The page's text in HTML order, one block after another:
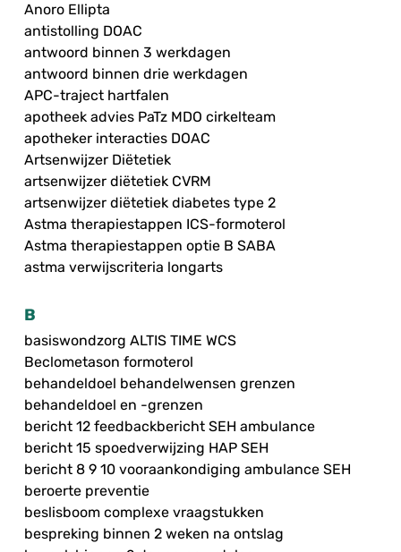
Anoro Ellipta
antistolling DOAC
antwoord binnen 3 werkdagen
antwoord binnen drie werkdagen
APC-traject hartfalen
apotheek advies PaTz MDO cirkelteam
apotheker interacties DOAC
Artsenwijzer Diëtetiek
artsenwijzer diëtetiek CVRM
artsenwijzer diëtetiek diabetes type 2
Astma therapiestappen ICS-formoterol
Astma therapiestappen optie B SABA
astma verwijscriteria longarts
B
basiswondzorg ALTIS TIME WCS
Beclometason formoterol
behandeldoel behandelwensen grenzen
behandeldoel en -grenzen
bericht 12 feedbackbericht SEH ambulance
bericht 15 spoedverwijzing HAP SEH
bericht 8 9 10 vooraankondiging ambulance SEH
beroerte preventie
beslisboom complexe vraagstukken
bespreking binnen 2 weken na ontslag